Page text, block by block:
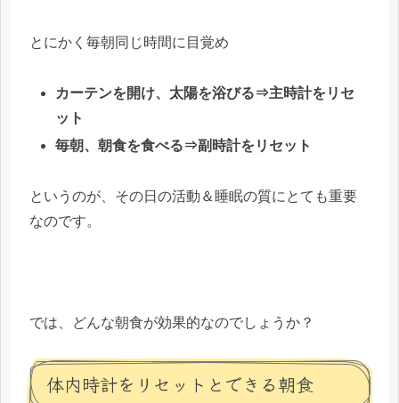
とにかく毎朝同じ時間に目覚め
カーテンを開け、太陽を浴びる⇒主時計をリセ
ット
毎朝、朝食を食べる⇒副時計をリセット
というのが、その日の活動＆睡眠の質にとても重要
なのです。
では、どんな朝食が効果的なのでしょうか？
体内時計をリセットとできる朝食